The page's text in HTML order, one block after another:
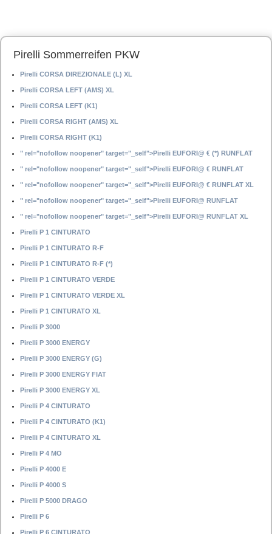
Pirelli Sommerreifen PKW
Pirelli CORSA DIREZIONALE (L) XL
Pirelli CORSA LEFT (AMS) XL
Pirelli CORSA LEFT (K1)
Pirelli CORSA RIGHT (AMS) XL
Pirelli CORSA RIGHT (K1)
" rel="nofollow noopener" target="_self">Pirelli EUFORI@ € (*) RUNFLAT
" rel="nofollow noopener" target="_self">Pirelli EUFORI@ € RUNFLAT
" rel="nofollow noopener" target="_self">Pirelli EUFORI@ € RUNFLAT XL
" rel="nofollow noopener" target="_self">Pirelli EUFORI@ RUNFLAT
" rel="nofollow noopener" target="_self">Pirelli EUFORI@ RUNFLAT XL
Pirelli P 1 CINTURATO
Pirelli P 1 CINTURATO R-F
Pirelli P 1 CINTURATO R-F (*)
Pirelli P 1 CINTURATO VERDE
Pirelli P 1 CINTURATO VERDE XL
Pirelli P 1 CINTURATO XL
Pirelli P 3000
Pirelli P 3000 ENERGY
Pirelli P 3000 ENERGY (G)
Pirelli P 3000 ENERGY FIAT
Pirelli P 3000 ENERGY XL
Pirelli P 4 CINTURATO
Pirelli P 4 CINTURATO (K1)
Pirelli P 4 CINTURATO XL
Pirelli P 4 MO
Pirelli P 4000 E
Pirelli P 4000 S
Pirelli P 5000 DRAGO
Pirelli P 6
Pirelli P 6 CINTURATO